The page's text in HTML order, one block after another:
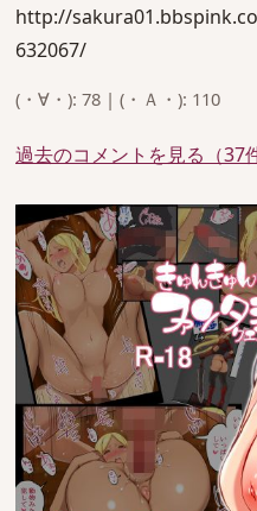
http://
632067/
(・∀・): 78 | (・Ａ・): 110
過去のコメントを見る（37